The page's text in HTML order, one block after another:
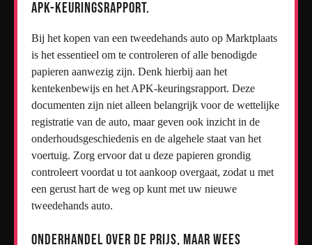
APK-keuringsrapport.
Bij het kopen van een tweedehands auto op Marktplaats
is het essentieel om te controleren of alle benodigde
papieren aanwezig zijn. Denk hierbij aan het
kentekenbewijs en het APK-keuringsrapport. Deze
documenten zijn niet alleen belangrijk voor de wettelijke
registratie van de auto, maar geven ook inzicht in de
onderhoudsgeschiedenis en de algehele staat van het
voertuig. Zorg ervoor dat u deze papieren grondig
controleert voordat u tot aankoop overgaat, zodat u met
een gerust hart de weg op kunt met uw nieuwe
tweedehands auto.
Onderhandel over de prijs, maar wees